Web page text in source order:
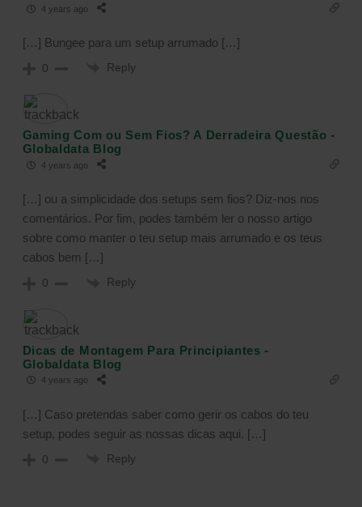
4 years ago
[…] Bungee para um setup arrumado […]
0 Reply
Gaming Com ou Sem Fios? A Derradeira Questão -
Globaldata Blog
4 years ago
[…] ou a simplicidade dos setups sem fios? Diz-nos nos
comentários. Por fim, podes também ler o nosso artigo
sobre como manter o teu setup mais arrumado e os teus
cabos bem […]
0 Reply
Dicas de Montagem Para Principiantes -
Globaldata Blog
4 years ago
[…] Caso pretendas saber como gerir os cabos do teu
setup, podes seguir as nossas dicas aqui. […]
0 Reply